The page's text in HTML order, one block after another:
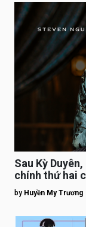
Sau Kỳ
chính thứ hai
by Huyền My Trương